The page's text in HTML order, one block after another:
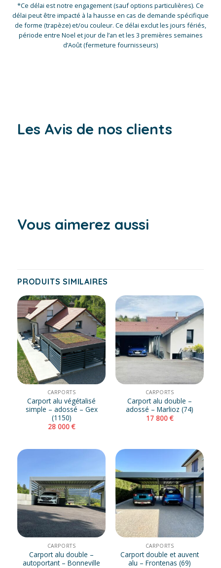
*Ce délai est notre engagement (sauf options particulières). Ce
délai peut être impacté à la hausse en cas de demande spécifique
de forme (trapèze) et/ou couleur. Ce délai exclut les jours fériés,
période entre Noel et jour de l’an et les 3 premières semaines
d’Août (fermeture fournisseurs)
Les Avis de nos clients
Vous aimerez aussi
PRODUITS SIMILAIRES
CARPORTS
Carport alu végétalisé
simple – adossé – Gex
(1150)
28 000€
CARPORTS
Carport alu double –
adossé – Marlioz (74)
17 800€
CARPORTS
Carport alu double –
autoportant – Bonneville
CARPORTS
Carport double et auvent
alu – Frontenas (69)